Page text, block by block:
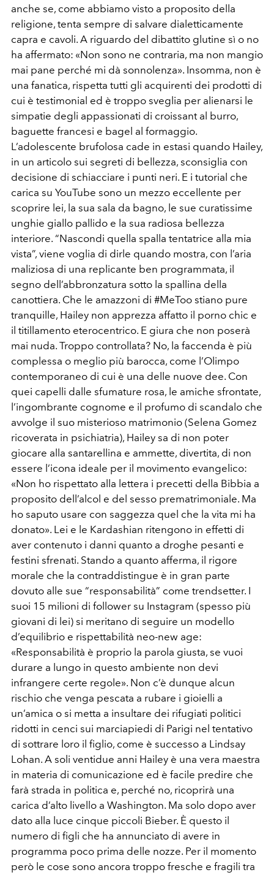
anche se, come abbiamo visto a proposito della
religione, tenta sempre di salvare dialetticamente
capra e cavoli. A riguardo del dibattito glutine sì o no
ha affermato: «Non sono ne contraria, ma non mangio
mai pane perché mi dà sonnolenza». Insomma, non è
una fanatica, rispetta tutti gli acquirenti dei prodotti di
cui è testimonial ed è troppo sveglia per alienarsi le
simpatie degli appassionati di croissant al burro,
baguette francesi e bagel al formaggio.
L’adolescente brufolosa cade in estasi quando Hailey,
in un articolo sui segreti di bellezza, sconsiglia con
decisione di schiacciare i punti neri. E i tutorial che
carica su YouTube sono un mezzo eccellente per
scoprire lei, la sua sala da bagno, le sue curatissime
unghie giallo pallido e la sua radiosa bellezza
interiore. “Nascondi quella spalla tentatrice alla mia
vista”, viene voglia di dirle quando mostra, con l’aria
maliziosa di una replicante ben programmata, il
segno dell’abbronzatura sotto la spallina della
canottiera. Che le amazzoni di #MeToo stiano pure
tranquille, Hailey non apprezza affatto il porno chic e
il titillamento eterocentrico. E giura che non poserà
mai nuda. Troppo controllata? No, la faccenda è più
complessa o meglio più barocca, come l’Olimpo
contemporaneo di cui è una delle nuove dee. Con
quei capelli dalle sfumature rosa, le amiche sfrontate,
l’ingombrante cognome e il profumo di scandalo che
avvolge il suo misterioso matrimonio (Selena Gomez
ricoverata in psichiatria), Hailey sa di non poter
giocare alla santarellina e ammette, divertita, di non
essere l’icona ideale per il movimento evangelico:
«Non ho rispettato alla lettera i precetti della Bibbia a
proposito dell’alcol e del sesso prematrimoniale. Ma
ho saputo usare con saggezza quel che la vita mi ha
donato». Lei e le Kardashian ritengono in effetti di
aver contenuto i danni quanto a droghe pesanti e
festini sfrenati. Stando a quanto afferma, il rigore
morale che la contraddistingue è in gran parte
dovuto alle sue “responsabilità” come trendsetter. I
suoi 15 milioni di follower su Instagram (spesso più
giovani di lei) si meritano di seguire un modello
d’equilibrio e rispettabilità neo-new age:
«Responsabilità è proprio la parola giusta, se vuoi
durare a lungo in questo ambiente non devi
infrangere certe regole». Non c’è dunque alcun
rischio che venga pescata a rubare i gioielli a
un’amica o si metta a insultare dei rifugiati politici
ridotti in cenci sui marciapiedi di Parigi nel tentativo
di sottrare loro il figlio, come è successo a Lindsay
Lohan. A soli ventidue anni Hailey è una vera maestra
in materia di comunicazione ed è facile predire che
farà strada in politica e, perché no, ricoprirà una
carica d’alto livello a Washington. Ma solo dopo aver
dato alla luce cinque piccoli Bieber. È questo il
numero di figli che ha annunciato di avere in
programma poco prima delle nozze. Per il momento
però le cose sono ancora troppo fresche e fragili tra